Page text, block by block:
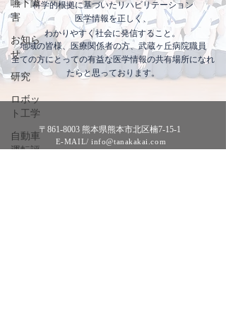
害
お知ら
せ
研究
ロボッ
ト工学
自動車
運転評
地域の皆様、医療関係者の方、武蔵ヶ丘病院職員
​全ての方にとっての有益な医学情報の共有場所になれ
たらと思っております。
わかりやすく社会に発信すること。
科学的根拠に基づいたリハビリテーション
医学情報を正しく​、
〒861-8003 熊本県熊本市北区楠7-15-1
E-MAIL/ info@tanakakai.com
TEL/096-339-1161FAX/096-339-4717